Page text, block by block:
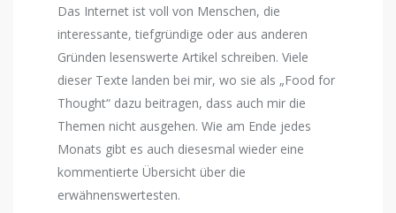
Das Internet ist voll von Menschen, die
interessante, tiefgründige oder aus anderen
Gründen lesenswerte Artikel schreiben. Viele
dieser Texte landen bei mir, wo sie als „Food for
Thought“ dazu beitragen, dass auch mir die
Themen nicht ausgehen. Wie am Ende jedes
Monats gibt es auch diesesmal wieder eine
kommentierte Übersicht über die
erwähnenswertesten.